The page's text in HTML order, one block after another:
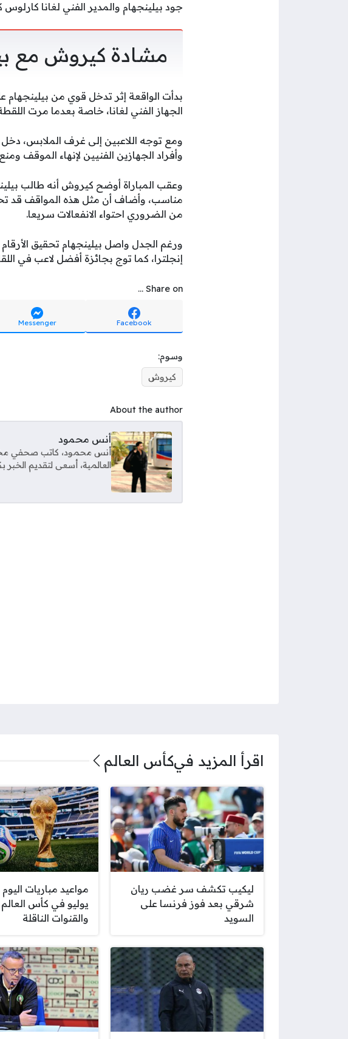
جود بيلينجهام والمدير الفني لغانا
مشادة كيروش مع
بدأت الواقعة إثر تدخل قوي من بيلينجهام
الجهاز الفني لغانا، خاصة بعدما مرت
ومع توجه اللاعبين إلى غرف الملابس،
وأفراد الجهازين الفنيين لإنهاء الموقف
وعقب المباراة أوضح كيروش أنه طالب
مناسب، وأضاف أن مثل هذه المواقف قد
من الضروري احتواء الانفعالات سريعا.
إنجلترا، كما توج بجائزة أفضل لاعب في
Share on ...
Facebook
Messenger
وسوم:
كيروش
About the author
أنس محمود
أنس محمود، كاتب صحفي مختص
العالمية، أسعى لتقديم
اقرأ المزيد فيكأس العالم
ليكيب تكشف سر غضب ريان
شرقي بعد فوز فرنسا على
السويد
والقنوات الناقلة